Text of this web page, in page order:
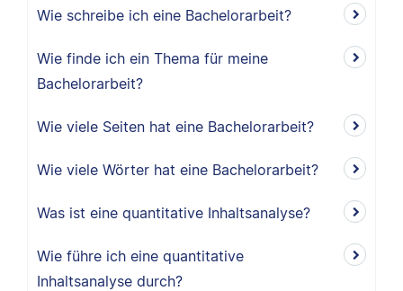
Wie schreibe ich eine Bachelorarbeit?
Wie finde ich ein Thema für meine
Bachelorarbeit?
Wie viele Seiten hat eine Bachelorarbeit?
Wie viele Wörter hat eine Bachelorarbeit?
Was ist eine quantitative Inhaltsanalyse?
Wie führe ich eine quantitative
Inhaltsanalyse durch?